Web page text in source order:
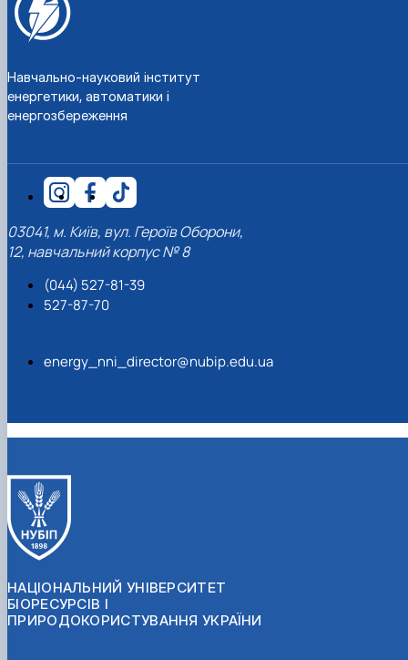
Навчально-науковий інститут
енергетики, автоматики і
енергозбереження
03041, м. Київ, вул. Героїв Оборони,
12, навчальний корпус № 8
(044) 527-81-39
527-87-70
energy_nni_director@nubip.edu.ua
НАЦІОНАЛЬНИЙ УНІВЕРСИТЕТ
БІОРЕСУРСІВ І
ПРИРОДОКОРИСТУВАННЯ УКРАЇНИ